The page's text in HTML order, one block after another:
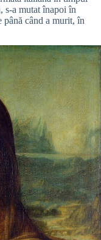
s-a mutat înapoi în
până când a murit, în